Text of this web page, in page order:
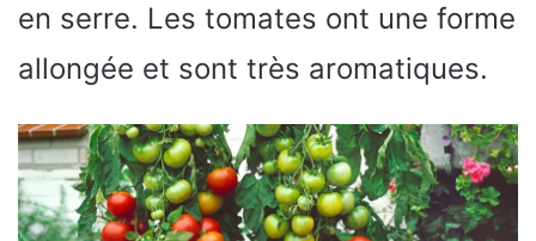
en serre. Les tomates ont une forme
allongée et sont très aromatiques.